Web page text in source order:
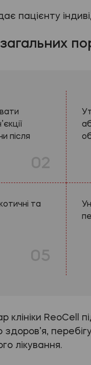
пацієнту
після
02
та
05
ReoCell
лікування.